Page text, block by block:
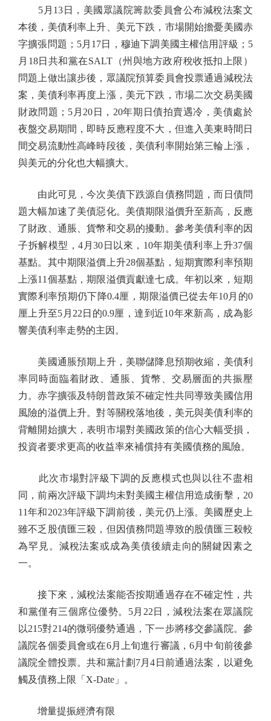
5月13日，美國眾議院籌款委員會公布減稅法案文
本後，美債利率上升、美元下跌，市場開始擔憂美國赤
字擴張問題；5月17日，穆迪下調美國主權信用評級；5
月18日共和黨在SALT（州與地方政府稅收抵扣上限）
問題上做出讓步後，眾議院預算委員會投票通過減稅法
案，美債利率再度上漲，美元下跌，市場二次交易美國
財政問題；5月20日，20年期日債拍賣遇冷，美債處於
夜盤交易期間，即時反應程度不大，但進入美東時間日
間交易流動性高峰時段後，美債利率開始第三輪上漲，
與美元的分化也大幅擴大。
由此可見，今次美債下跌源自債務問題，而日債問
題大幅加速了美債惡化。美債期限溢價升至新高，反應
了財政、通脹、貨幣和交易的擾動。參考美債利率的因
子拆解模型，4月30日以來，10年期美債利率上升37個
基點。其中期限溢價上升28個基點，短期實際利率預期
上漲11個基點，期限溢價貢獻達七成。年初以來，短期
實際利率預期仍下降0.4厘，期限溢價已從去年10月的0
厘上升至5月22日的0.9厘，達到近10年來新高，成為影
響美債利率走勢的主因。
美國通脹預期上升，美聯儲降息預期收縮，美債利
率同時面臨着財政、通脹、貨幣、交易層面的共振壓
力。赤字擴張及特朗普政策不確定性共同導致美國信用
風險的溢價上升。對等關稅落地後，美元與美債利率的
背離開始擴大，表明市場對美國政策的信心大幅受損，
投資者要求更高的收益率來補償持有美國債務的風險。
此次市場對評級下調的反應模式也與以往不盡相
同，前兩次評級下調均未對美國主權信用造成衝擊，20
11年和2023年評級下調前後，美元仍上漲。美國歷史上
雖不乏股債匯三殺，但因債務問題導致的股債匯三殺較
為罕見。減稅法案或成為美債後續走向的關鍵因素之
一。
接下來，減稅法案能否按期通過存在不確定性，共
和黨僅有三個席位優勢。5月22日，減稅法案在眾議院
以215對214的微弱優勢通過，下一步將移交參議院。參
議院各個委員會或在6月上旬進行審議，6月中旬前後參
議院全體投票。共和黨計劃7月4日前通過法案，以避免
觸及債務上限「X-Date」。
增量提振經濟有限